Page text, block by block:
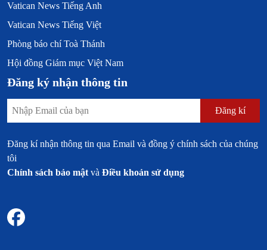
Vatican News Tiếng Anh
Vatican News Tiếng Việt
Phòng báo chí Toà Thánh
Hội đồng Giám mục Việt Nam
Đăng ký nhận thông tin
Đăng kí
Đăng kí nhận thông tin qua Email và đồng ý chính sách của chúng
tôi
Chính sách bảo mật và Điều khoản sử dụng